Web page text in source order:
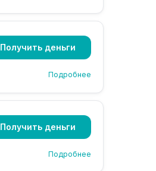
Получить деньги
Подробнее
Получить деньги
Подробнее